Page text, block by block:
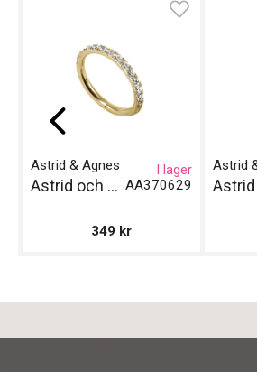
Klockmaster Norrtälje
Klockmaster Trollhättan
Klockmaster Ulricehamn
Klockmaster Uppsala, Gränby
AA370629
Astrid & Agnes
Astrid och Agnes Ring Lucy - Guld
I lager
349 kr